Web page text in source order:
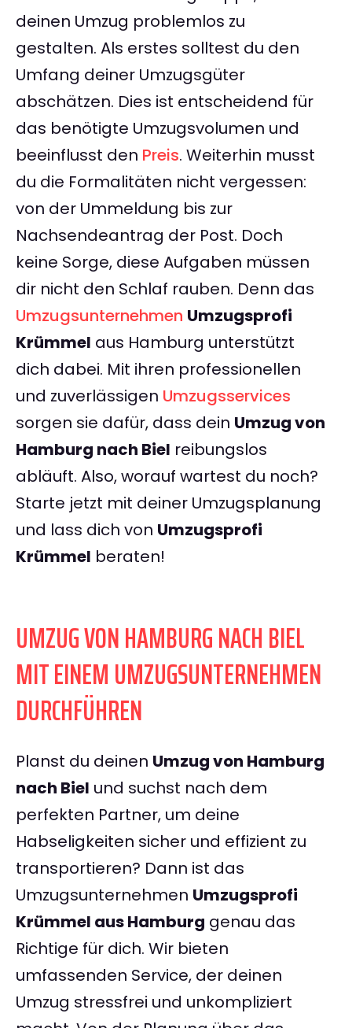
deinen Umzug problemlos zu
gestalten. Als erstes solltest du den
Umfang deiner Umzugsgüter
abschätzen. Dies ist entscheidend für
das benötigte Umzugsvolumen und
beeinflusst den Preis. Weiterhin musst
du die Formalitäten nicht vergessen:
von der Ummeldung bis zur
Nachsendeantrag der Post. Doch
keine Sorge, diese Aufgaben müssen
dir nicht den Schlaf rauben. Denn das
Umzugsunternehmen Umzugsprofi
Krümmel aus Hamburg unterstützt
dich dabei. Mit ihren professionellen
und zuverlässigen Umzugsservices
sorgen sie dafür, dass dein Umzug von
Hamburg nach Biel reibungslos
abläuft. Also, worauf wartest du noch?
Starte jetzt mit deiner Umzugsplanung
und lass dich von Umzugsprofi
Krümmel beraten!
UMZUG VON HAMBURG NACH BIEL
MIT EINEM UMZUGSUNTERNEHMEN
DURCHFÜHREN
Planst du deinen Umzug von Hamburg
nach Biel und suchst nach dem
perfekten Partner, um deine
Habseligkeiten sicher und effizient zu
transportieren? Dann ist das
Umzugsunternehmen Umzugsprofi
Krümmel aus Hamburg genau das
Richtige für dich. Wir bieten
umfassenden Service, der deinen
Umzug stressfrei und unkompliziert